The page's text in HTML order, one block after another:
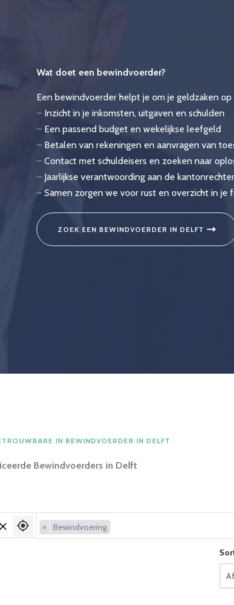
Wat doet een bewindvoerder?
Een bewindvoerder helpt je om je geldzaken
– Inzicht in je inkomsten, uitgaven en schulden
– Een passend budget en wekelijkse leefgeld
– Betalen van rekeningen en aanvragen van
– Contact met schuldeisers en zoeken naar
– Jaarlijkse verantwoording aan de kantonrechter
– Samen zorgen we voor rust en overzicht in je
ZOEK EEN BEWINDVOERDER IN DELFT
IN BEWINDVOERDER IN DELFT
Bewindvoerders in Delft
× Bewindvoering